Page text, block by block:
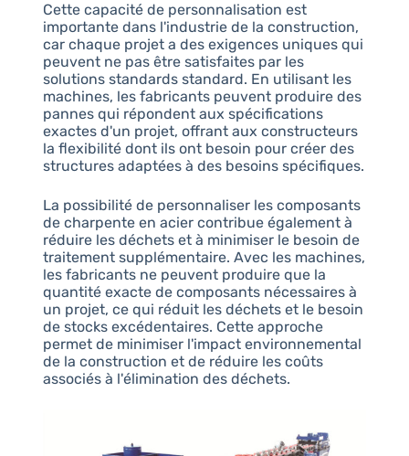
Cette capacité de personnalisation est
importante dans l'industrie de la construction,
car chaque projet a des exigences uniques qui
peuvent ne pas être satisfaites par les
solutions standards standard. En utilisant les
machines, les fabricants peuvent produire des
pannes qui répondent aux spécifications
exactes d'un projet, offrant aux constructeurs
la flexibilité dont ils ont besoin pour créer des
structures adaptées à des besoins spécifiques.
La possibilité de personnaliser les composants
de charpente en acier contribue également à
réduire les déchets et à minimiser le besoin de
traitement supplémentaire. Avec les machines,
les fabricants ne peuvent produire que la
quantité exacte de composants nécessaires à
un projet, ce qui réduit les déchets et le besoin
de stocks excédentaires. Cette approche
permet de minimiser l'impact environnemental
de la construction et de réduire les coûts
associés à l'élimination des déchets.